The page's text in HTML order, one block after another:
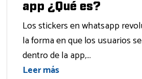
app ¿Qué es?
Los stickers en whatsapp
la forma en que los usuarios
dentro de la app,...
Leer más